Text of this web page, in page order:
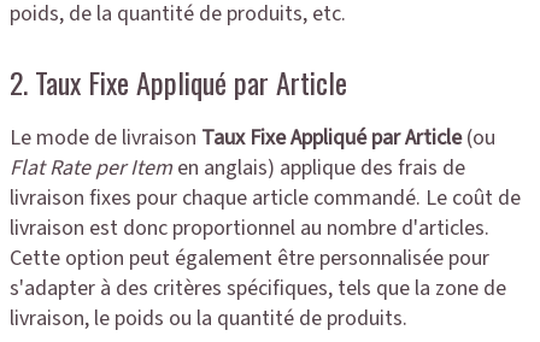
poids, de la quantité de produits, etc.
2. Taux Fixe Appliqué par Article
Le mode de livraison Taux Fixe Appliqué par Article(ou
Flat Rate per Itemen anglais) applique des frais de
livraison fixes pour chaque article commandé. Le coût de
livraison est donc proportionnel au nombre d'articles.
Cette option peut également être personnalisée pour
s'adapter à des critères spécifiques, tels que la zone de
livraison, le poids ou la quantité de produits.